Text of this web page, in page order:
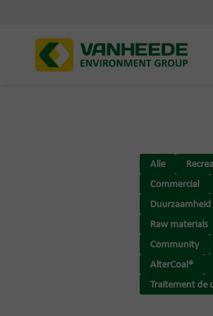
Alle
Commercial
Duurzaamheid
Raw materials
Community
AlterCoal®
Traitement de